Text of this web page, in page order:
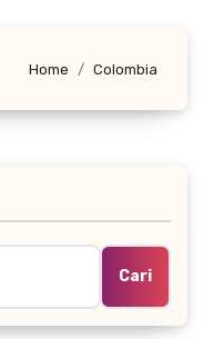
Home Colombia
Cari